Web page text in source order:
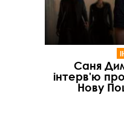
Саня
інтерв'ю про
Нову